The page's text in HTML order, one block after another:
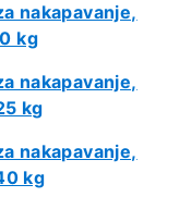
nakapavanje,
kg
nakapavanje,
kg
nakapavanje,
kg